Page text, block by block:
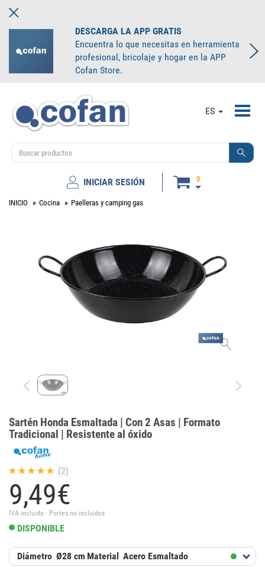
DESCARGA LA APP GRATIS
Encuentra lo que necesitas en herramienta
profesional, bricolaje y hogar en la APP
Cofan Store.
ES
INICIAR SESIÓN 0
INICIO Cocina Paelleras y camping gas
Sartén Honda Esmaltada | Con 2 Asas | Formato
Tradicional | Resistente al óxido
(2)
9,49€
IVA incluido · Portes no incluidos
DISPONIBLE
Diámetro Ø28 cm Material Acero Esmaltado